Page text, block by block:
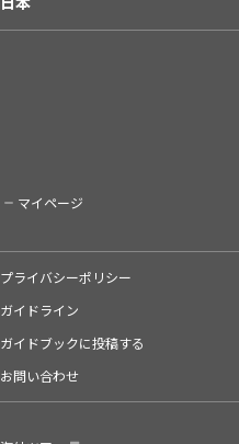
マイページ
プライバシーポリシー
ガイドライン
ガイドブックに投稿する
お問い合わせ